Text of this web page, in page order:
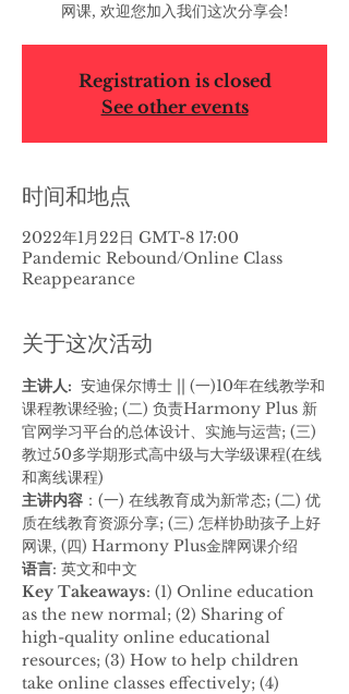
网课, 欢迎您加入我们这次分享会!
Registration is closed
See other events
时间和地点
2022年1月22日 GMT-8 17:00
Pandemic Rebound/Online Class
Reappearance
关于这次活动
主讲人: 安迪保尔博士 || (一)10年在线教学和
课程教课经验; (二) 负责Harmony Plus 新
官网学习平台的总体设计、实施与运营; (三)
教过50多学期形式高中级与大学级课程(在线
和离线课程)
主讲内容 ：(一) 在线教育成为新常态; (二) 优
质在线教育资源分享; (三) 怎样协助孩子上好
网课, (四) Harmony Plus金牌网课介绍
语言: 英文和中文
Key Takeaways: (1) Online education
as the new normal; (2) Sharing of
high-quality online educational
resources; (3) How to help children
take online classes effectively; (4)